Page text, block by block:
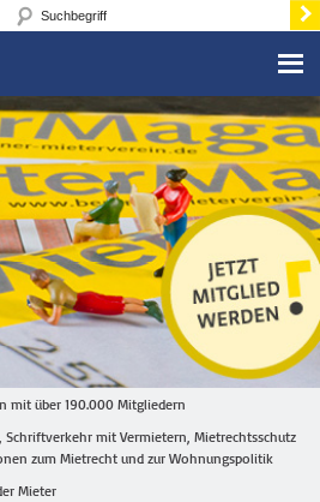
mit über 190.000 Mitgliedern
mit Vermietern, Mietrechtsschutz
zum Mietrecht und zur Wohnungspolitik
Mieter